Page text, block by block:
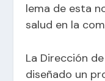
lema de esta
salud en la
La Dirección
diseñado un